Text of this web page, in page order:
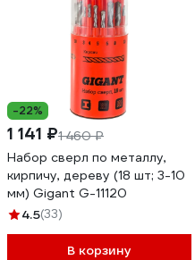
-22%
1 141 ₽1 460 ₽
Набор сверл по металлу,
кирпичу, дереву (18 шт; 3-10
мм) Gigant G-11120
4.5(33)
В корзину